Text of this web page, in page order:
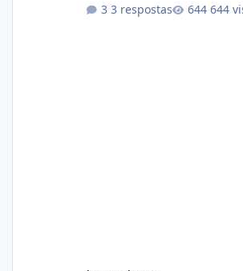
com cerca de 80% concluído
3 respostas 644